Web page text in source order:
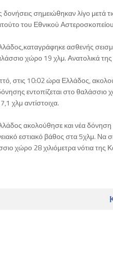
δονήσεις σημειώθηκαν λίγο
του Εθνικού
ασθενής
χώρο 19 χλμ. Ανατολικά
στις 10:02 ώρα Ελλάδος,
εντοπίζεται στο
χλμ αντίστοιχα.
ακολούθησε και νέα
εστιακό βάθος στα 5χλμ. Να
χώρο 28 χιλιόμετρα νότια της